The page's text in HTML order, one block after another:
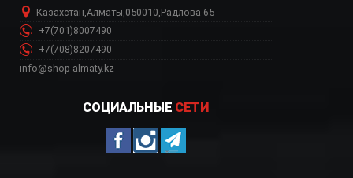
Казахстан Алматы 050010 Радлова 65
+7(701)8007490
+7(708)8207490
info@shop-almaty.kz
СОЦИАЛЬНЫЕ СЕТИ